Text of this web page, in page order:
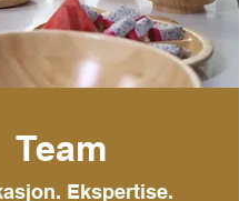
Team
Ekspertise.